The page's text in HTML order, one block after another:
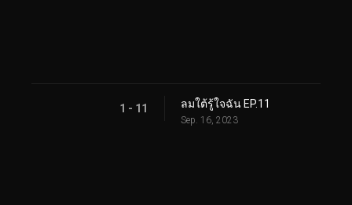
1 - 11 ลมใต้รู้ใจฉัน EP.11
Sep. 16, 2023